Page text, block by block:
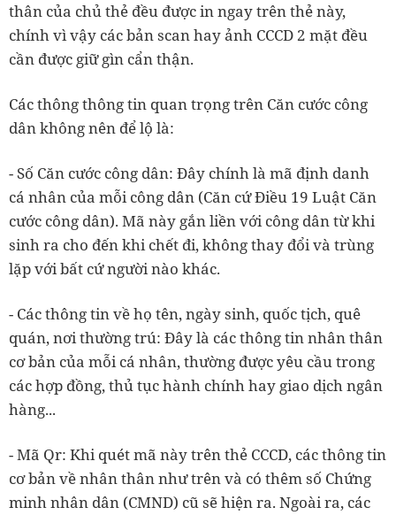
thân của chủ thẻ đều được in ngay trên thẻ này,
chính vì vậy các bản scan hay ảnh CCCD 2 mặt đều
cần được giữ gìn cẩn thận.
Các thông thông tin quan trọng trên Căn cước công
dân không nên để lộ là:
- Số Căn cước công dân: Đây chính là mã định danh
cá nhân của mỗi công dân (Căn cứ Điều 19 Luật Căn
cước công dân). Mã này gắn liền với công dân từ khi
sinh ra cho đến khi chết đi, không thay đổi và trùng
lặp với bất cứ người nào khác.
- Các thông tin về họ tên, ngày sinh, quốc tịch, quê
quán, nơi thường trú: Đây là các thông tin nhân thân
cơ bản của mỗi cá nhân, thường được yêu cầu trong
các hợp đồng, thủ tục hành chính hay giao dịch ngân
hàng...
- Mã Qr: Khi quét mã này trên thẻ CCCD, các thông tin
cơ bản về nhân thân như trên và có thêm số Chứng
minh nhân dân (CMND) cũ sẽ hiện ra. Ngoài ra, các